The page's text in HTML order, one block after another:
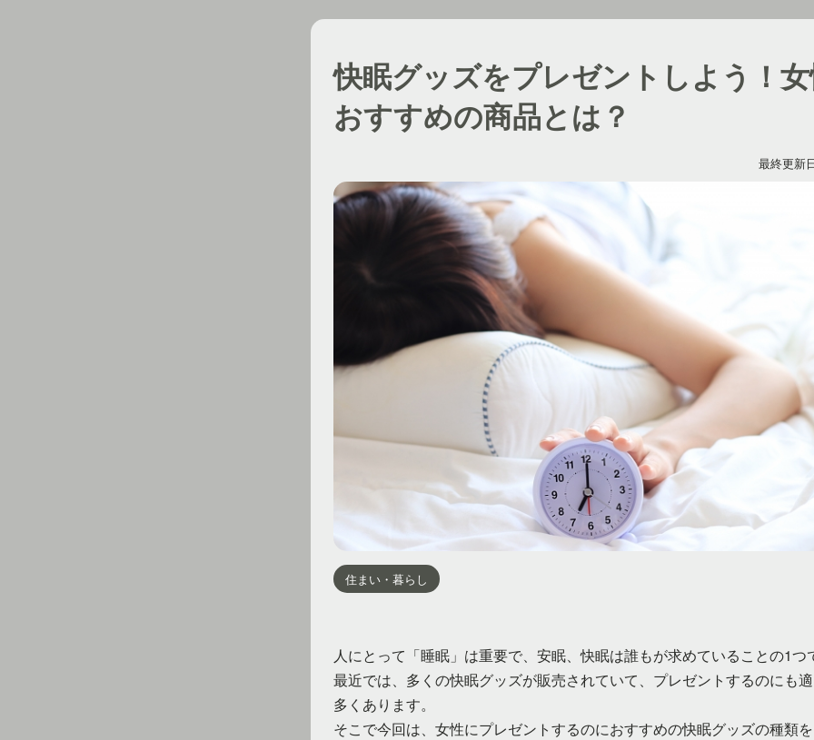
快眠グッズをプレゼントしよう！
おすすめの商品とは？
最終更新
住まい・暮らし
人にとって「睡眠」は重要で、安眠、快眠は誰もが求めていることの1つ
最近では、多くの快眠グッズが販売されていて、プレゼントするのにも
多くあります。
そこで今回は、女性にプレゼントするのにおすすめの快眠グッズの種類